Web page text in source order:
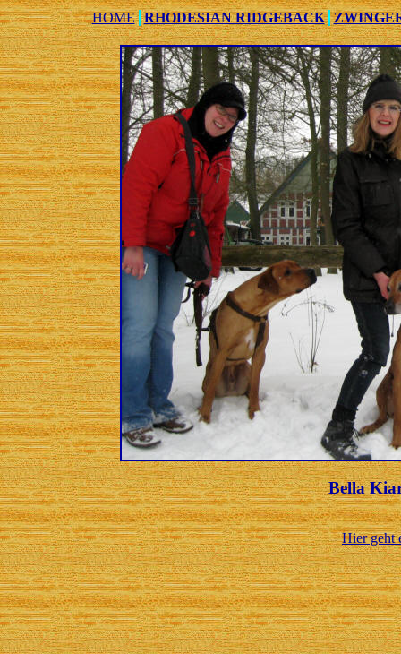
HOME RHODESIAN RIDGEBACK
Bella
Hier geht